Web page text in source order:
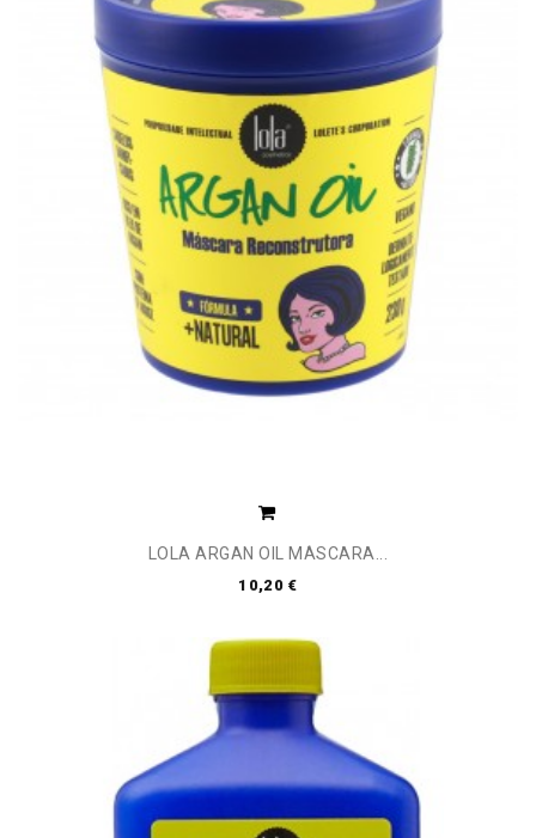
LOLA ARGAN OIL MÁSCARA...
10,20 €